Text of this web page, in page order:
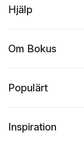
Hjälp
Om Bokus
Populärt
Inspiration